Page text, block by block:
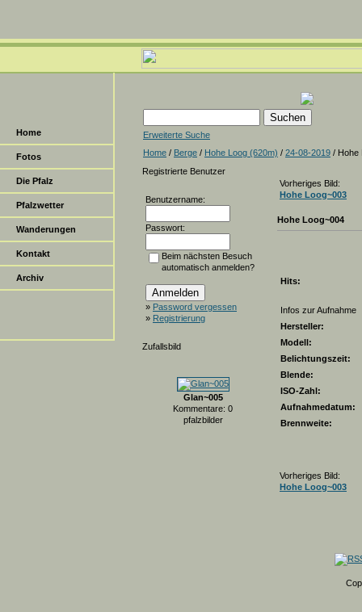
Home
Fotos
Die Pfalz
Pfalzwetter
Wanderungen
Kontakt
Archiv
Erweiterte Suche
Home / Berge / Hohe Loog (620m) / 24-08-2019 / Hohe
Registrierte Benutzer
Benutzername:
Passwort:
Beim nächsten Besuch
automatisch anmelden?
» Password vergessen
» Registrierung
Zufallsbild
Glan~005
Kommentare: 0
pfalzbilder
Vorheriges Bild:
Hohe Loog~003
Hohe Loog~004
Hits:
Infos zur Aufnahme
Hersteller:
Modell:
Belichtungszeit:
Blende:
ISO-Zahl:
Aufnahmedatum:
Brennweite:
Vorheriges Bild:
Hohe Loog~003